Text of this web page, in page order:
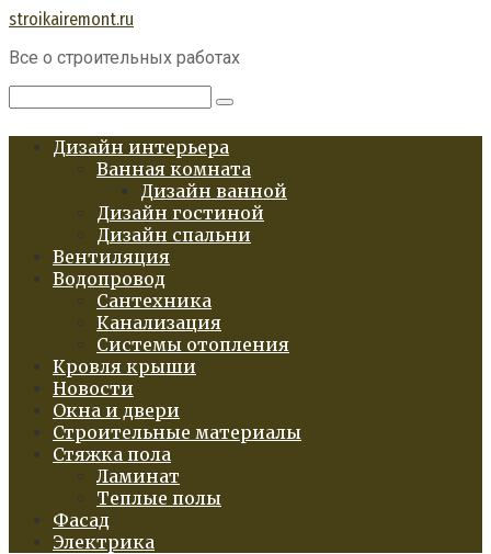
Перейти
контенту
stroikairemont.ru
Все о строительных работах
Дизайн интерьера
Ванная комната
Дизайн ванной
Дизайн гостиной
Дизайн спальни
Вентиляция
Водопровод
Сантехника
Канализация
Системы отопления
Кровля крыши
Новости
Окна и двери
Строительные материалы
Стяжка пола
Ламинат
Теплые полы
Фасад
Электрика